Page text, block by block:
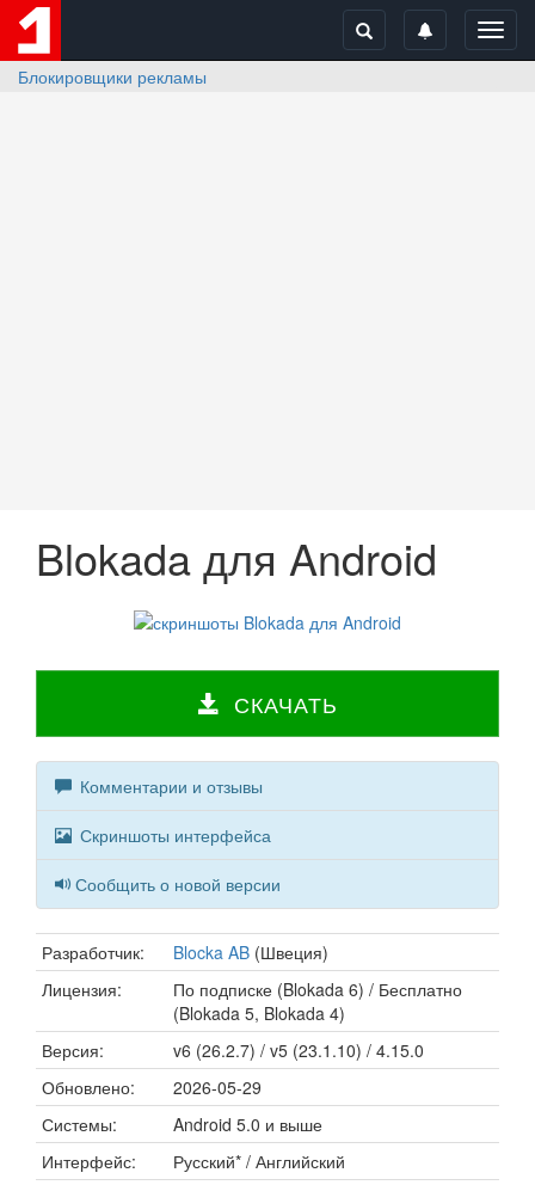
Блокировщики рекламы
Blokada для Android
СКАЧАТЬ
Комментарии и отзывы
Скриншоты интерфейса
Сообщить о новой версии
Разработчик: Blocka AB (Швеция)
Лицензия:
По подписке (Blokada 6) / Бесплатно
(Blokada 5, Blokada 4)
Версия:
v6 (26.2.7) / v5 (23.1.10) / 4.15.0
Обновлено:
2026-05-29
Системы:
Android 5.0 и выше
Интерфейс:
Русский* / Английский